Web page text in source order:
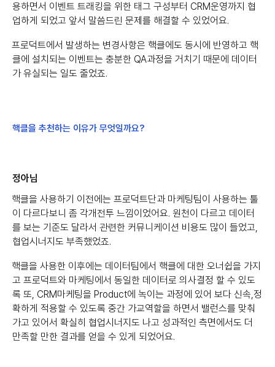
용하면서 이벤트 트래킹을 위한 태그 구성부터 CRM운영까지 협
업하게 되었고 앞서 말씀드린 문제를 해결할 수 있었어요.
프로덕트에서 발생하는 변경사항은 핵클에도 동시에 반영하고 핵
클에 설치되는 이벤트는 충분한 QA과정을 거치기 때문에 데이터
가 유실되는 일도 줄었죠.
핵클을 추천하는 이유가 무엇일까요?
정아님
핵클을 사용하기 이전에는 프로덕트단과 마케팅팀이 사용하는 툴
이 다르다보니 좀 각개전투 느낌이었어요. 원천이 다르고 데이터
를 보는 기준도 달라서 관련한 커뮤니케이션 비용도 많이 들었고,
협업시너지도 부족했었죠.
핵클을 사용한 이후에는 데이터팀에서 핵클에 대한 오너쉽을 가지
고 프로덕트와 마케팅에서 동일한 데이터로 의사결정 할 수 있도
록 또, CRM마케팅을 Product에 녹이는 과정에 있어 보다 신속,정
확하게 적용할 수 있도록 중간 가교역할을 하면서 밸런스를 맞춰
가고 있어서 확실히 협업시너지도 나고 성과적인 측면에서도 더
만족할 만한 결과를 얻을 수 있게 되었어요.